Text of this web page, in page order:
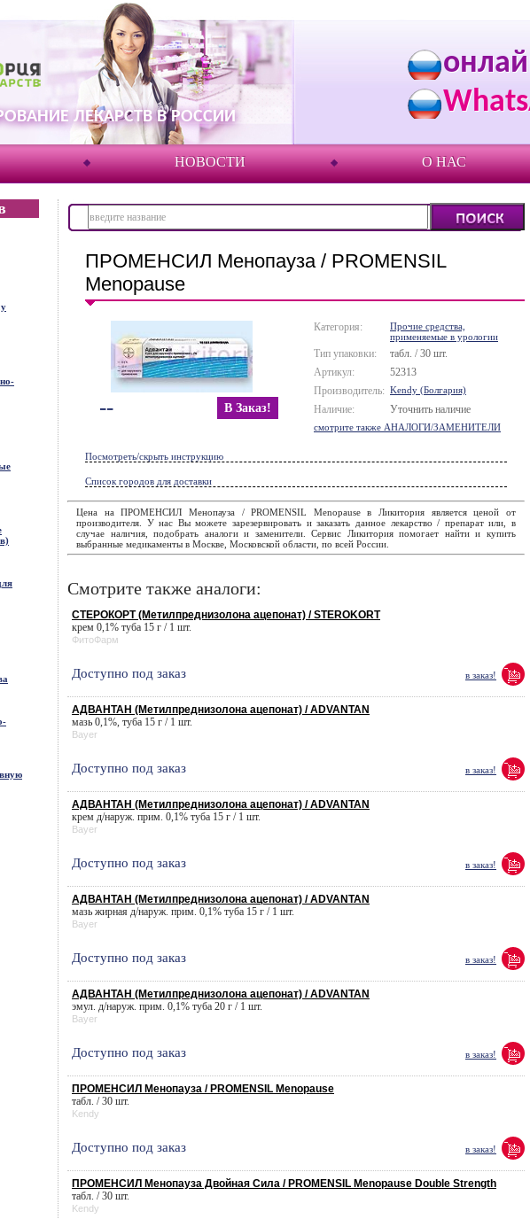
ЛЕКАРСТВ В РОССИИ
НОВОСТИ О НАС
ПРОМЕНСИЛ Менопауза / PROMENSIL
Menopause
-- В Заказ!
Категория:
Прочие средства,
применяемые в урологии
Тип упаковки:
табл. / 30 шт.
Артикул:
52313
Производитель: Kendy (Болгария)
Наличие: Уточнить наличие
смотрите также АНАЛОГИ/ЗАМЕНИТЕЛИ
Посмотреть/скрыть инструкцию
Список городов для доставки
Цена на ПРОМЕНСИЛ Менопауза / PROMENSIL Menopause в Ликитория является ценой от
производителя. У нас Вы можете зарезервировать и заказать данное лекарство / препарат или, в
случае наличия, подобрать аналоги и заменители. Сервис Ликитория помогает найти и купить
выбранные медикаменты в Москве, Московской области, по всей России.
Смотрите также аналоги:
СТЕРОКОРТ (Метилпреднизолона ацепонат) / STEROKORT
крем 0,1% туба 15 г / 1 шт.
ФитоФарм
Доступно под заказ в заказ!
АДВАНТАН (Метилпреднизолона ацепонат) / ADVANTAN
мазь 0,1%, туба 15 г / 1 шт.
Bayer
Доступно под заказ в заказ!
АДВАНТАН (Метилпреднизолона ацепонат) / ADVANTAN
крем д/наруж. прим. 0,1% туба 15 г / 1 шт.
Bayer
Доступно под заказ в заказ!
АДВАНТАН (Метилпреднизолона ацепонат) / ADVANTAN
мазь жирная д/наруж. прим. 0,1% туба 15 г / 1 шт.
Bayer
Доступно под заказ в заказ!
АДВАНТАН (Метилпреднизолона ацепонат) / ADVANTAN
эмул. д/наруж. прим. 0,1% туба 20 г / 1 шт.
Bayer
Доступно под заказ в заказ!
ПРОМЕНСИЛ Менопауза / PROMENSIL Menopause
табл. / 30 шт.
Kendy
Доступно под заказ в заказ!
ПРОМЕНСИЛ Менопауза Двойная Сила / PROMENSIL Menopause Double Strength
табл. / 30 шт.
Kendy